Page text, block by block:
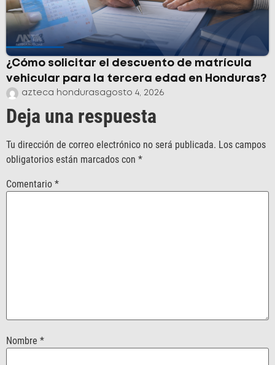
¿Cómo solicitar el descuento de matrícula
vehicular para la tercera edad en Honduras?
azteca hondurasagosto 4, 2026
Deja una respuesta
Tu dirección de correo electrónico no será publicada. Los campos
obligatorios están marcados con *
Comentario *
Nombre *